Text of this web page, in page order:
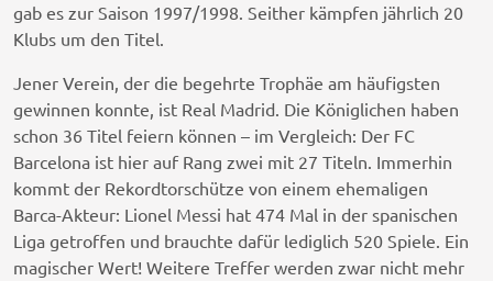
gab es zur Saison 1997/1998. Seither kämpfen jährlich 20
Klubs um den Titel.
Jener Verein, der die begehrte Trophäe am häufigsten
gewinnen konnte, ist Real Madrid. Die Königlichen haben
schon 36 Titel feiern können – im Vergleich: Der FC
Barcelona ist hier auf Rang zwei mit 27 Titeln. Immerhin
kommt der Rekordtorschütze von einem ehemaligen
Barca-Akteur: Lionel Messi hat 474 Mal in der spanischen
Liga getroffen und brauchte dafür lediglich 520 Spiele. Ein
magischer Wert! Weitere Treffer werden zwar nicht mehr